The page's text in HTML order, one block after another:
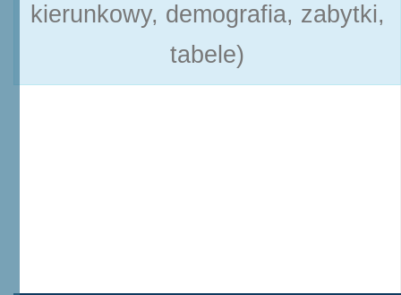
kierunkowy, demografia, zabytki,
tabele)